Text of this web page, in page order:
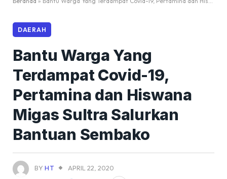
DAERAH
Bantu Warga Yang
Terdampat Covid-19,
Pertamina dan Hiswana
Migas Sultra Salurkan
Bantuan Sembako
BY HT
APRIL 22, 2020